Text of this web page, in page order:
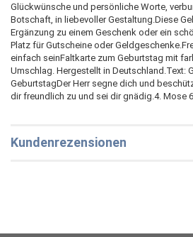
Glückwünsche und persönliche Worte,
Botschaft, in liebevoller Gestaltung.Diese
Ergänzung zu einem Geschenk oder ein
Platz für Gutscheine oder
einfach seinFaltkarte zum Geburtstag mit
Umschlag. Hergestellt in Deutschland.Text:
GeburtstagDer Herr segne dich und
dir freundlich zu und sei dir gnädig.4. Mose
Kundenrezensionen